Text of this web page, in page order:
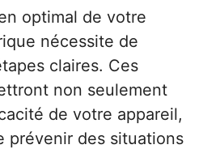
optimal de votre
nécessite de
claires. Ces
non seulement
de votre appareil,
prévenir des situations